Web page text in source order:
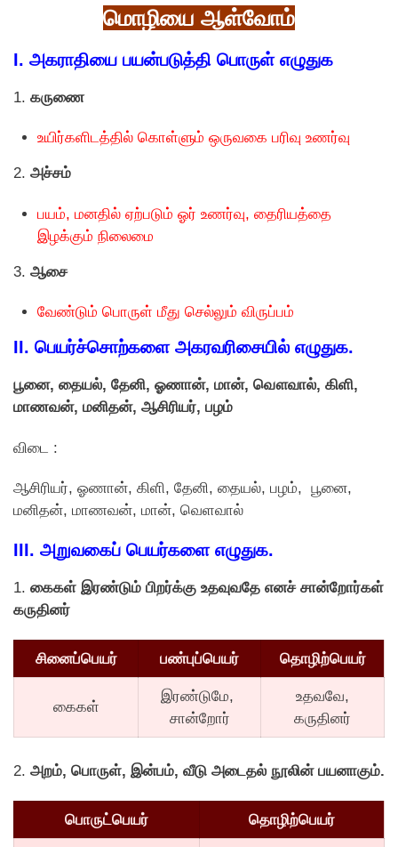
மொழியை ஆள்வோம்
I. அகராதியை பயன்படுத்தி பொருள் எழுதுக
1. கருணை
உயிர்களிடத்தில் கொள்ளும் ஒருவகை பரிவு உணர்வு
2. அச்சம்
பயம், மனதில் ஏற்படும் ஓர் உணர்வு, தைரியத்தை
இழக்கும் நிலைமை
3. ஆசை
வேண்டும் பொருள் மீது செல்லும் விருப்பம்
II. பெயர்ச்சாெற்களை அகரவரிசையில் எழுதுக.
பூனை, தையல், தேனி, ஓணான், மான், வௌவால், கிளி,
மாணவன், மனிதன், ஆசிரியர், பழம்
விடை :
ஆசிரியர், ஓணான், கிளி, தேனி, தையல், பழம், பூனை,
மனிதன், மாணவன், மான், வெளவால்
III. அறுவகைப் பெயர்களை எழுதுக.
1. கைகள் இரண்டும் பிறர்க்கு உதவுவதே எனச் சான்றோர்கள்
கருதினர்
சினைப்பெயர் பண்புப்பெயர் தொழிற்பெயர்
கைகள்
இரண்டுமே,
சான்றோர்
உதவவே,
கருதினர்
2. அறம், பொருள், இன்பம், வீடு அடைதல் நூலின் பயனாகும்.
பொருட்பெயர் தொழிற்பெயர்